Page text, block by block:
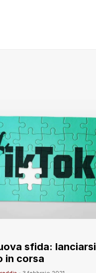
sfida: lanciarsi
in corsa